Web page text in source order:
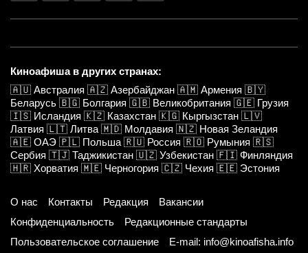
Киноафиша в других странах:
🇦🇺 Австралия 🇦🇿 Азербайджан 🇦🇲 Армения 🇧🇾
Беларусь 🇧🇬 Болгария 🇬🇧 Великобритания 🇬🇪 Грузия
🇮🇸 Исландия 🇰🇿 Казахстан 🇰🇬 Кыргызстан 🇱🇻
Латвия 🇱🇹 Литва 🇲🇩 Молдавия 🇳🇿 Новая Зеландия
🇦🇪 ОАЭ 🇵🇱 Польша 🇷🇺 Россия 🇷🇴 Румыния 🇷🇸
Сербия 🇹🇯 Таджикистан 🇺🇿 Узбекистан 🇫🇮 Финляндия
🇭🇷 Хорватия 🇲🇪 Черногория 🇨🇿 Чехия 🇪🇪 Эстония
О нас Контакты Редакция
Вакансии
Конфиденциальность
Редакционные стандарты
Пользовательское соглашение
E-mail: info@kinoafisha.info